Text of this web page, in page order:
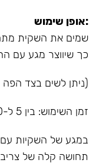
:אופן שימוש
שמים את השקית
כך שיווצר מגע עם
(ניתן לשים בצד הפה
זמן השימוש: בין 5 ל-30 דקות
במגע של השקיות עם
תחושה קלה של